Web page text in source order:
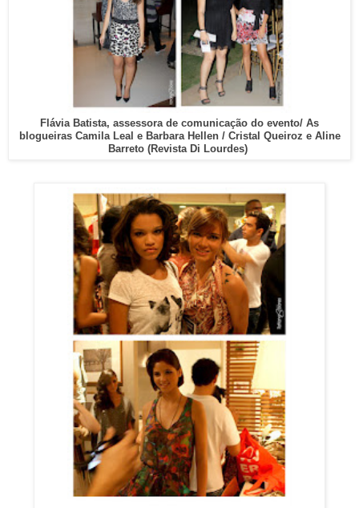
Flávia Batista, assessora de comunicação do evento/ As
blogueiras Camila Leal e Barbara Hellen / Cristal Queiroz e Aline
Barreto (Revista Di Lourdes)